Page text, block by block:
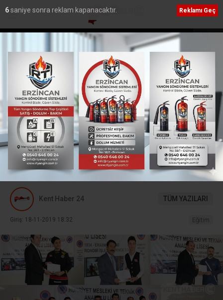
Defterdar Özdemir’den Borçlu Mükelleflere Çağrı:
“Son Gün 31 Ağustos”
Ana Sayfa›Eğitim
Stajlarını Tamamladılar
2018 yılında Erasmus + Pro kapsamında
Almanya’da stajlarını tamamlayarak Erzincan’a
dönen Hürriyet Mesleki ve Teknik Anadolu
Lisesinden 12 öğrenci ve 2 öğretmen için
Sertifika töreni düzenlendi.
Kent Haber 24 TÜM YAZILARI
Giriş: 18-11-2019 18:32 Eğitim
5saniye sonra reklam kapanacaktır. Reklamı Geç